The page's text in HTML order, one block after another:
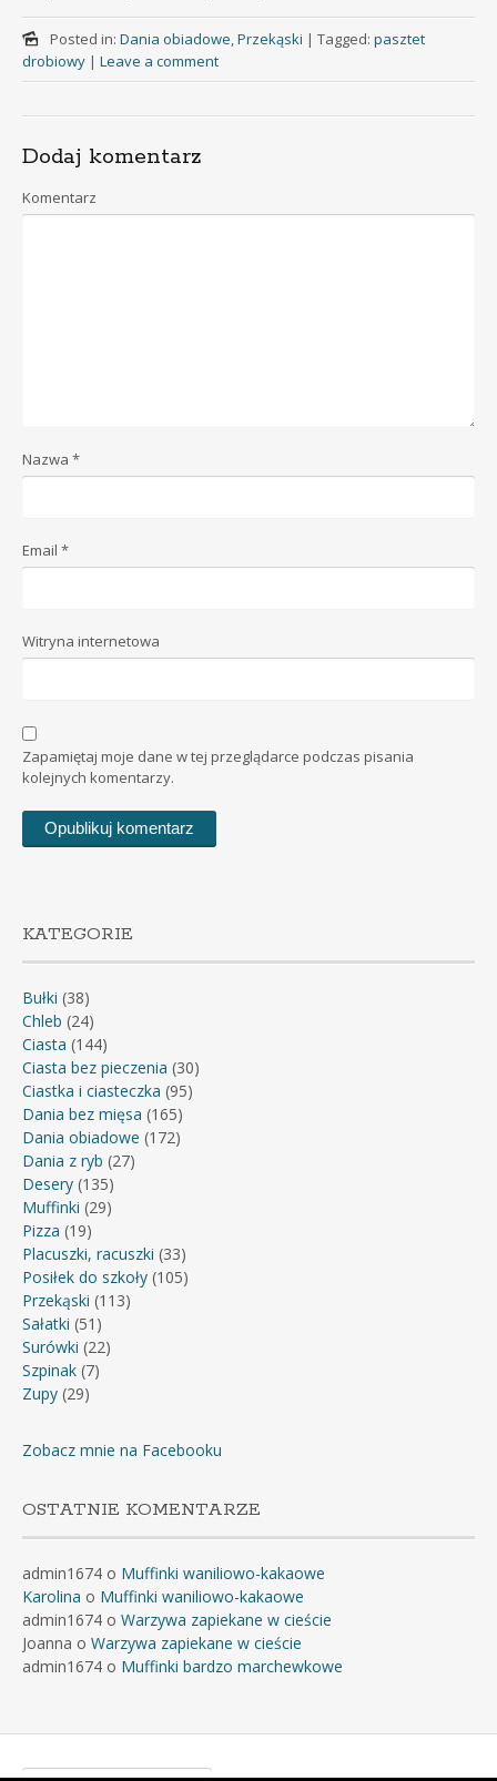
Posted in: Dania obiadowe Przekąski | Tagged: pasztet
drobiowy | Leave a comment
Dodaj komentarz
Komentarz
Nazwa *
Email *
Witryna internetowa
Zapamiętaj moje dane w tej przeglądarce podczas pisania
kolejnych komentarzy.
KATEGORIE
Bułki (38)
Chleb (24)
Ciasta (144)
Ciasta bez pieczenia (30)
Ciastka i ciasteczka (95)
Dania bez mięsa (165)
Dania obiadowe (172)
Dania z ryb (27)
Desery (135)
Muffinki (29)
Pizza (19)
Placuszki, racuszki (33)
Posiłek do szkoły (105)
Przekąski (113)
Sałatki (51)
Surówki (22)
Szpinak (7)
Zupy (29)
Zobacz mnie na Facebooku
OSTATNIE KOMENTARZE
admin1674 o Muffinki waniliowo-kakaowe
Karolina o Muffinki waniliowo-kakaowe
admin1674 o Warzywa zapiekane w cieście
Joanna o Warzywa zapiekane w cieście
admin1674 o Muffinki bardzo marchewkowe